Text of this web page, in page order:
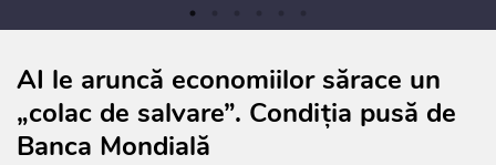
AI le aruncă economiilor sărace un
„colac de salvare”. Condiția pusă de
Banca Mondială